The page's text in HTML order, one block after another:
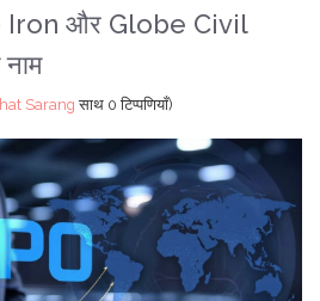
Iron और Globe Civil
Sarangसाथ 0 टिप्पणियाँ)